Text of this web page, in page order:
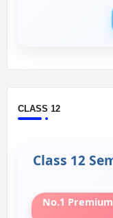
CLASS 12
Class 12
No.1